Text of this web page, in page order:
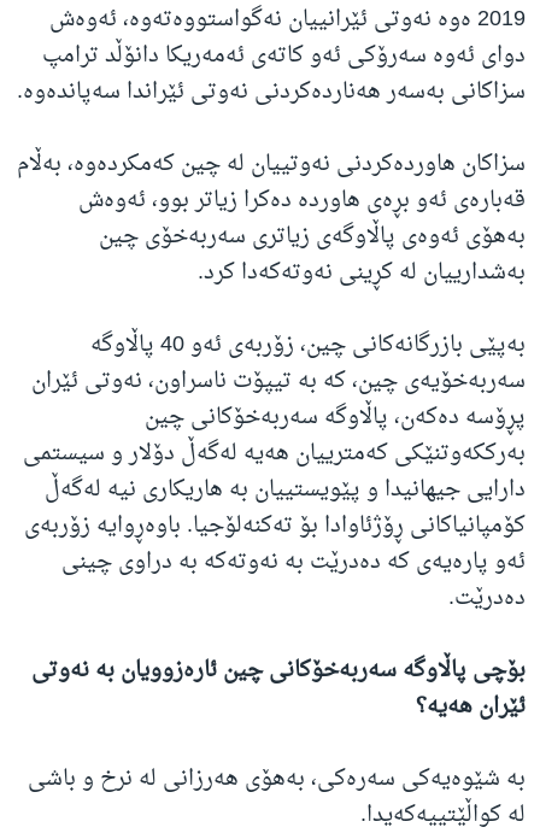
2019 ەوە نەوتی ئێرانییان نەگواستووەتەوە، ئەوەش
دوای ئەوە سەرۆکی ئەو کاتەی ئەمەریکا دانۆڵد ترامپ
سزاکانی بەسەر هەناردەکردنی نەوتی ئێراندا سەپاندەوە.
سزاکان هاوردەکردنی نەوتییان لە چین کەمکردەوە، بەڵام
قەبارەی ئەو بڕەی هاوردە دەکرا زیاتر بوو، ئەوەش
بەهۆی ئەوەی پاڵاوگەی زیاتری سەربەخۆی چین
بەشدارییان لە کڕینی نەوتەکەدا کرد.
بەپێی بازرگانەکانی چین، زۆربەی ئەو 40 پاڵاوگە
سەربەخۆیەی چین، کە بە تیپۆت ناسراون، نەوتی ئێران
پڕۆسە دەکەن، پاڵاوگە سەربەخۆکانی چین
بەرککەوتنێکی کەمترییان هەیە لەگەڵ دۆلار و سیستمی
دارایی جیهانیدا و پێویستییان بە هاریکاری نیە لەگەڵ
کۆمپانیاکانی ڕۆژئاوادا بۆ تەکنەلۆجیا. باوەڕوایە زۆربەی
ئەو پارەیەی کە دەدرێت بە نەوتەکە بە دراوی چینی
دەدرێت.
بۆچی پاڵاوگە سەربەخۆکانی چین ئارەزوویان بە نەوتی
ئێران هەیە؟
بە شێوەیەکی سەرەکی، بەهۆی هەرزانی لە نرخ و باشی
لە کواڵێتییەکەیدا.